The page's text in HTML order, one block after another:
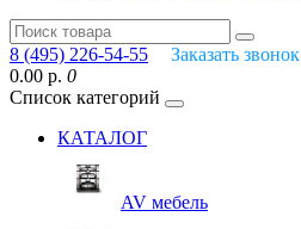
8 (495) 226-54-55
Заказать звонок
0.00 р. 0
Список категорий
КАТАЛОГ
AV мебель